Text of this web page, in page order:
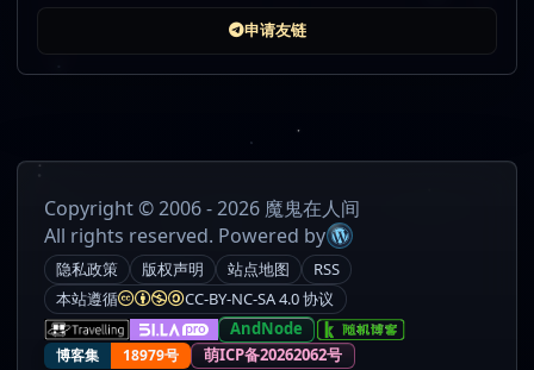
申请友链
Copyright © 2006 - 2026 魔鬼在人间
All rights reserved. Powered by
隐私政策 版权声明 站点地图
RSS
本站遵循
CC-BY-NC-SA 4.0 协议
AndNode
博客集 18979号 萌ICP备20262062号